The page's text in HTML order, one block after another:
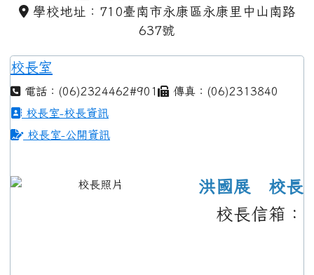
學校地址：710臺南市永康區永康里中山南路
637號
校長室
電話：(06)2324462#901
傳真：(06)2313840
校長室-校長資訊
校長室-公開資訊
洪國展 校長
校長信箱：